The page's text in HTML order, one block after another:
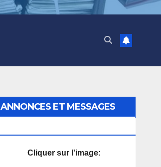
ANNONCES ET MESSAGES
Cliquer sur l'image: